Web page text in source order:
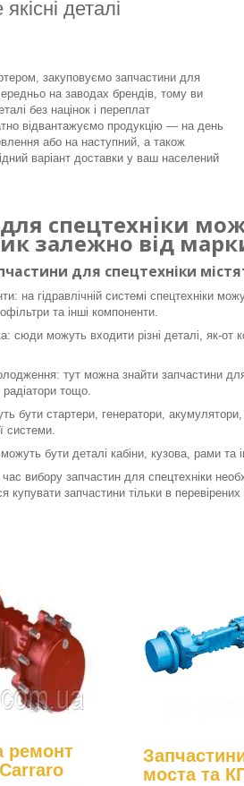
деталі
закуповуємо запчастини для
на заводах брендів, тому ви
без націнок і переплат
відвантажуємо продукцію — на день
або на наступний, а також
варіант доставки у ваш населений
спецтехніки
залежно від
для спецтехніки
на гідравлічній системі спецтехніки
та інші компоненти.
сюди можуть входити різні деталі, як-
тут можна знайти запчастини
тощо.
бути стартери, генератори,
системи.
бути деталі кабіни, кузова, рами
вибору запчастин для спецтехніки
запчастини тільки в
ремонт
моста та